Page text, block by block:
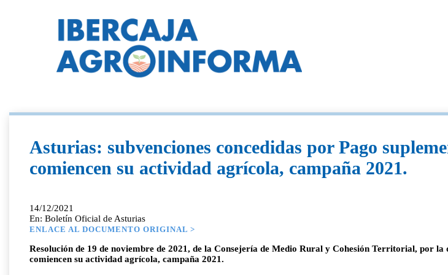
Asturias: subvenciones concedidas por Pago
comiencen su actividad agrícola, campaña 2021.
14/12/2021
En: Boletín Oficial de Asturias
ENLACE AL DOCUMENTO ORIGINAL >
Resolución de 19 de noviembre de 2021, de la Consejería de Medio Rural y Cohesión Territorial, por
comiencen su actividad agrícola, campaña 2021.